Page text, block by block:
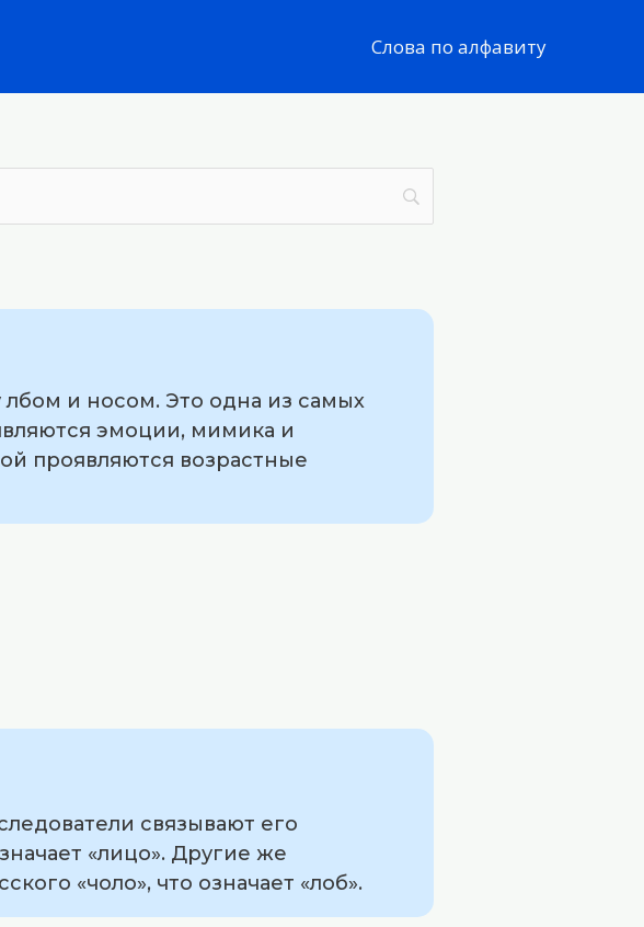
Слова по алфавиту
и носом. Это одна из самых
эмоции, мимика и
проявляются возрастные
связывают его
«лицо». Другие же
«чоло», что означает «лоб».